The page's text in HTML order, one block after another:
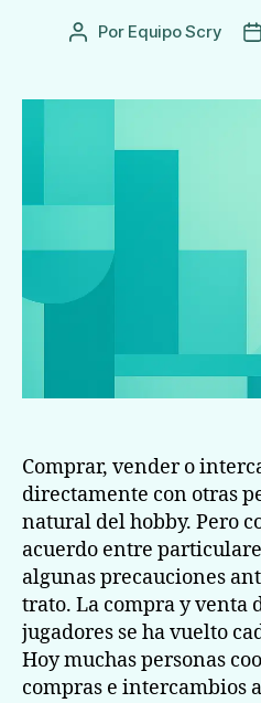
Autor
Entrada
Por Equipo Scry
Comprar, vender o
directamente con otras
natural del hobby. Pero
acuerdo entre
algunas precauciones
trato. La compra y venta
jugadores se ha vuelto
Hoy muchas personas
compras e intercambios